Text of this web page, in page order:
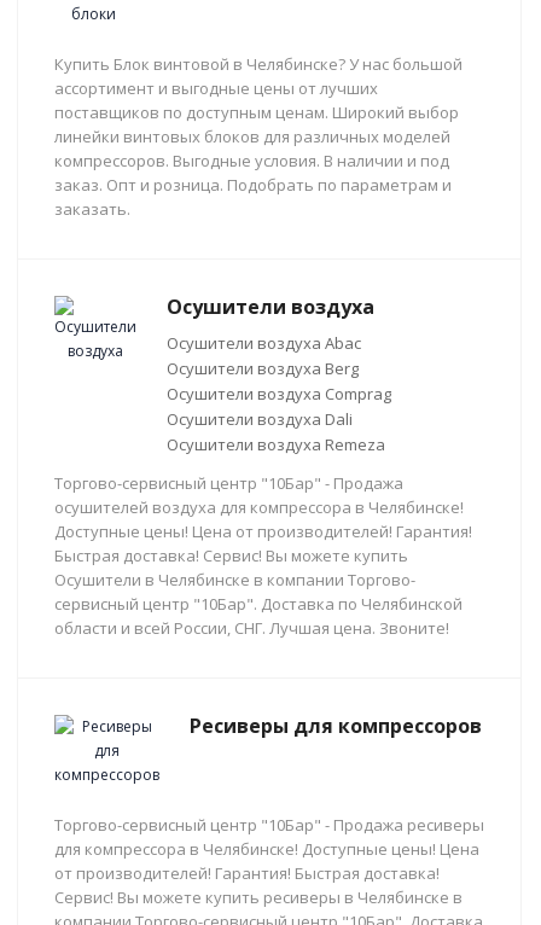
Купить Блок винтовой в Челябинске? У нас большой
ассортимент и выгодные цены от лучших
поставщиков по доступным ценам. Широкий выбор
линейки винтовых блоков для различных моделей
компрессоров. Выгодные условия. В наличии и под
заказ. Опт и розница. Подобрать по параметрам и
заказать.
Осушители воздуха
Осушители воздуха Abac
Осушители воздуха Berg
Осушители воздуха Comprag
Осушители воздуха Dali
Осушители воздуха Remeza
Торгово-сервисный центр "10Бар" - Продажа
осушителей воздуха для компрессора в Челябинске!
Доступные цены! Цена от производителей! Гарантия!
Быстрая доставка! Сервис! Вы можете купить
Осушители в Челябинске в компании Торгово-
сервисный центр "10Бар". Доставка по Челябинской
области и всей России, СНГ. Лучшая цена. Звоните!
Ресиверы для компрессоров
Торгово-сервисный центр "10Бар" - Продажа ресиверы
для компрессора в Челябинске! Доступные цены! Цена
от производителей! Гарантия! Быстрая доставка!
Сервис! Вы можете купить ресиверы в Челябинске в